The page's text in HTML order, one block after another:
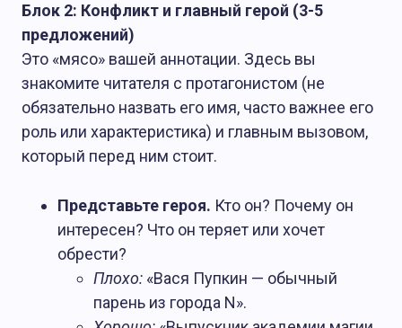
Блок 2: Конфликт и главный герой (3-5
предложений)
Это «мясо» вашей аннотации. Здесь вы
знакомите читателя с протагонистом (не
обязательно назвать его имя, часто важнее его
роль или характеристика) и главным вызовом,
который перед ним стоит.
Представьте героя. Кто он? Почему он
интересен? Что он теряет или хочет
обрести?
Плохо: «Вася Пупкин — обычный
парень из города N».